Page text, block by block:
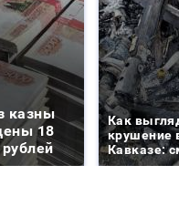
казны
18
Как
крушение
Кавказе: